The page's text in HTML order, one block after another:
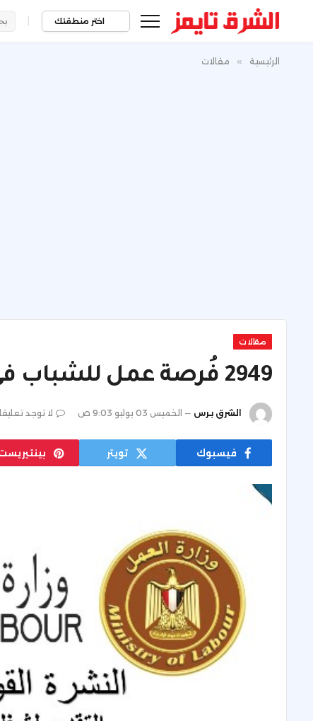
اختر منطقتك |
الرئيسية » مقالات
مقالات
2949 فُرصة عمل للشباب في 10 محافظات.. تفاصيل
الشرق برس الخميس 03 يوليو 9:03 ص لا توجد
فيسبوك تويتر